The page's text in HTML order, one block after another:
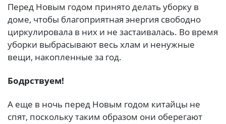
Перед Новым годом принято делать уборку в
доме, чтобы благоприятная энергия свободно
циркулировала в них и не застаивалась. Во время
уборки выбрасывают весь хлам и ненужные
вещи, накопленные за год.
Бодрствуем!
А еще в ночь перед Новым годом китайцы не
спят, поскольку таким образом они оберегают